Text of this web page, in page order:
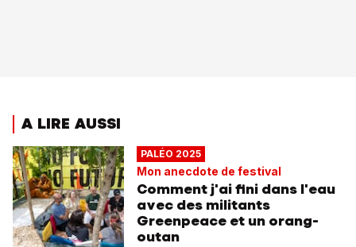
A LIRE AUSSI
PALÉO 2025
Mon anecdote de festival
Comment j'ai fini dans l'eau
avec des militants
Greenpeace et un orang-
outan